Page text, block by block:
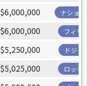
$6,000,000 ナショ
$6,000,000 フィリ
$5,250,000 ドジャ
$5,025,000 ロッキ